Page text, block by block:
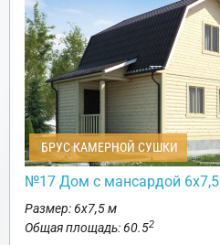
БРУС КАМЕРНОЙ СУШКИ
№17 Дом с мансардой 6х7,5
Размер: 6х7,5 м
Общая площадь: 60.52